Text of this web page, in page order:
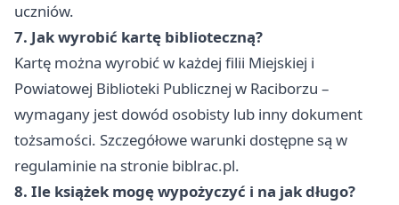
uczniów.
7. Jak wyrobić kartę biblioteczną?
Kartę można wyrobić w każdej filii Miejskiej i
Powiatowej Biblioteki Publicznej w Raciborzu –
wymagany jest dowód osobisty lub inny dokument
tożsamości. Szczegółowe warunki dostępne są w
regulaminie na stronie biblrac.pl.
8. Ile książek mogę wypożyczyć i na jak długo?